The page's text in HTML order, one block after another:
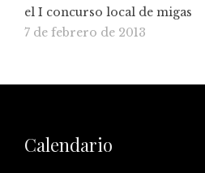
el I concurso local de migas
7 de febrero de 2013
Calendario